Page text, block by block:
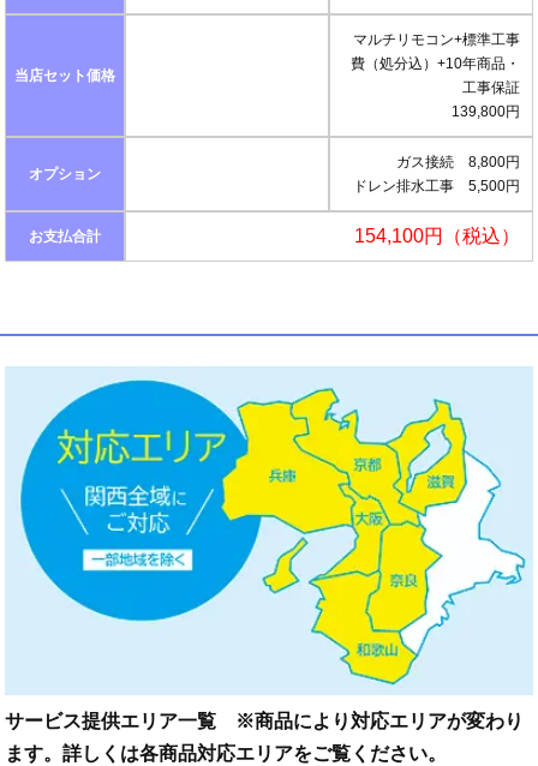
当店セット価格
マルチリモコン+標準工事
費（処分込）+10年商品・
工事保証
139,800円
オプション
ガス接続 8,800円
ドレン排水工事 5,500円
お支払合計 154,100円（税込）
サービス提供エリア一覧 ※商品により対応エリアが変わり
ます。詳しくは各商品対応エリアをご覧ください。